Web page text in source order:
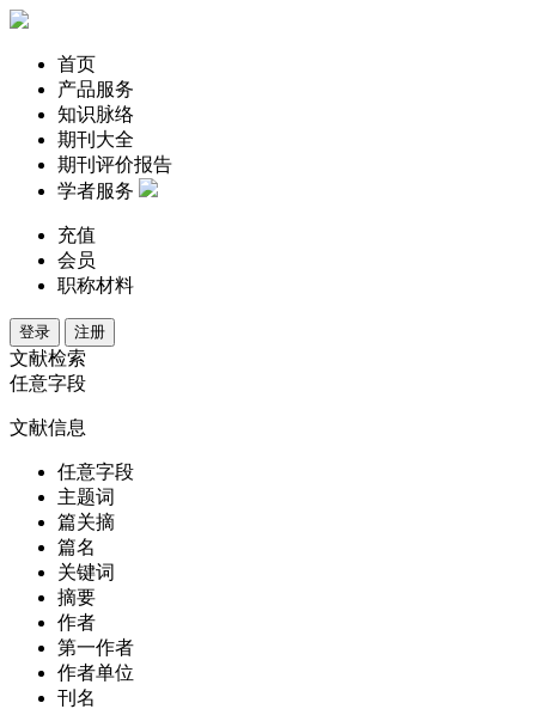
首页
产品服务
知识脉络
期刊大全
期刊评价报告
学者服务
充值
会员
职称材料
登录 注册
文献检索
任意字段
文献信息
任意字段
主题词
篇关摘
篇名
关键词
摘要
作者
第一作者
作者单位
刊名